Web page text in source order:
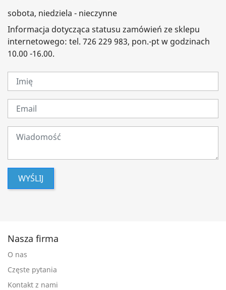
sobota, niedziela - nieczynne
Informacja dotycząca statusu zamówień ze sklepu
internetowego: tel. 726 229 983, pon.-pt w godzinach
10.00 -16.00.
WYŚLIJ
Nasza firma
O nas
Częste pytania
Kontakt z nami